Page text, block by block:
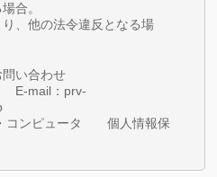
合。
り、他の法令違反となる場
い合わせ
mail：prv-
コンピュータ 個人情報保